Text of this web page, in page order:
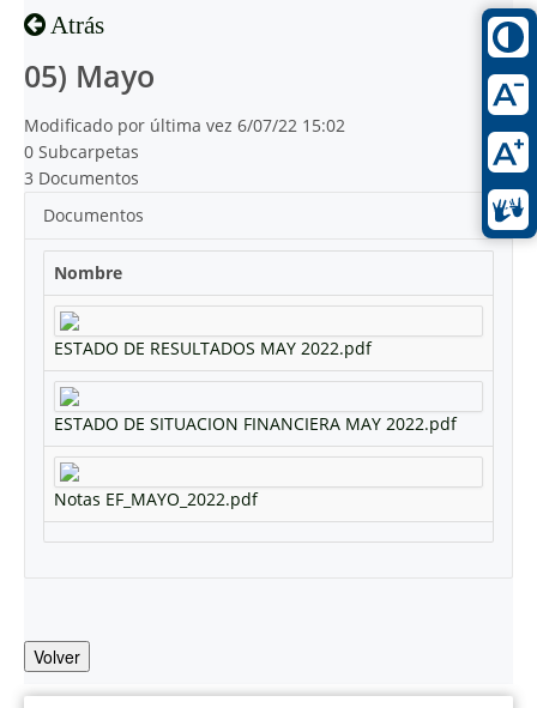
Atrás
05) Mayo
Modificado por última vez 6/07/22 15:02
0 Subcarpetas
3 Documentos
Documentos
Nombre
ESTADO DE RESULTADOS MAY 2022.pdf
ESTADO DE SITUACION FINANCIERA MAY 2022.pdf
Notas EF_MAYO_2022.pdf
Volver